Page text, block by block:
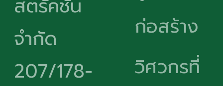
สตรัคชั่น
จำกัด
207/178-
ก่อสร้าง
วิศวกรที่